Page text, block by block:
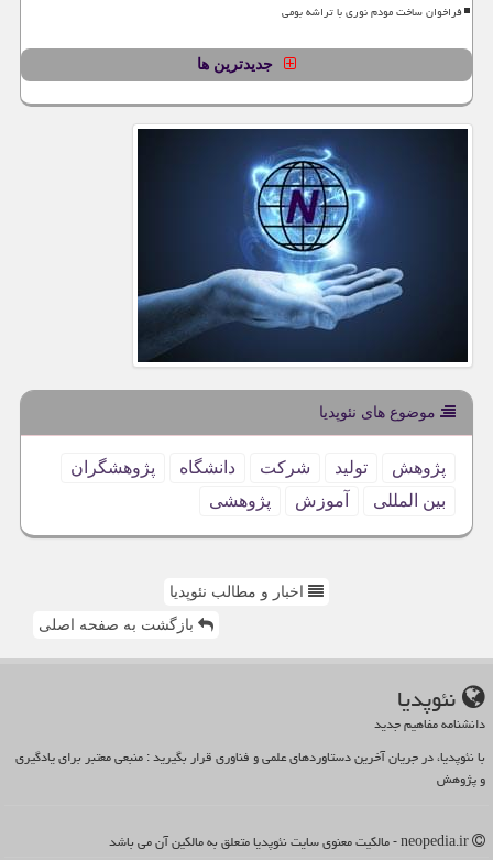
فراخوان ساخت مودم نوری با تراشه بومی
جدیدترین ها
موضوع های نئوپدیا
پژوهش تولید شركت دانشگاه
پژوهشگران
بین المللی
آموزش پژوهشی
اخبار و مطالب نئوپدیا
بازگشت به صفحه اصلی
نئوپدیا
دانشنامه مفاهیم جدید
با نئوپدیا، در جریان آخرین دستاوردهای علمی و فناوری قرار بگیرید : منبعی معتبر برای یادگیری
و پژوهش